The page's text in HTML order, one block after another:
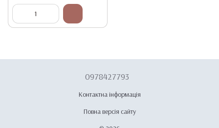
0978427793
Контактна інформація
Повна версія сайту